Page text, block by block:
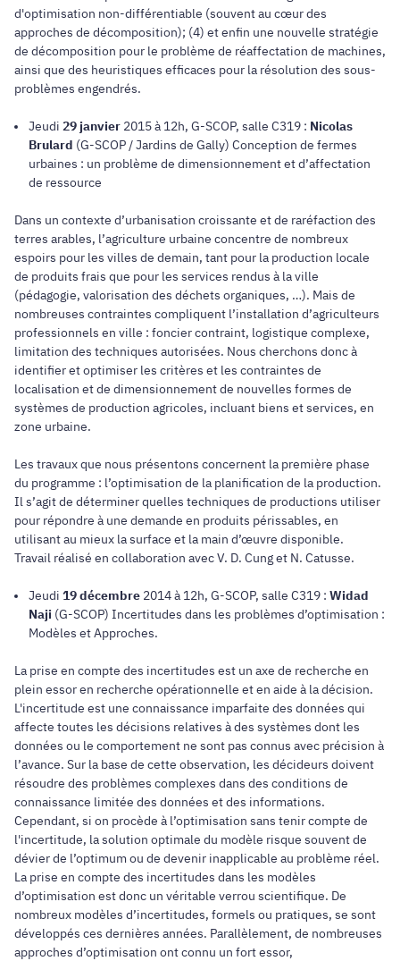
d'optimisation non-différentiable (souvent au cœur des
approches de décomposition); (4) et enfin une nouvelle stratégie
de décomposition pour le problème de réaffectation de machines,
ainsi que des heuristiques efficaces pour la résolution des sous-
problèmes engendrés.
Jeudi 29 janvier 2015 à 12h, G-SCOP, salle C319 : Nicolas
Brulard (G-SCOP / Jardins de Gally) Conception de fermes
urbaines : un problème de dimensionnement et d’affectation
de ressource
Dans un contexte d’urbanisation croissante et de raréfaction des
terres arables, l’agriculture urbaine concentre de nombreux
espoirs pour les villes de demain, tant pour la production locale
de produits frais que pour les services rendus à la ville
(pédagogie, valorisation des déchets organiques, …). Mais de
nombreuses contraintes compliquent l’installation d’agriculteurs
professionnels en ville : foncier contraint, logistique complexe,
limitation des techniques autorisées. Nous cherchons donc à
identifier et optimiser les critères et les contraintes de
localisation et de dimensionnement de nouvelles formes de
systèmes de production agricoles, incluant biens et services, en
zone urbaine.
Les travaux que nous présentons concernent la première phase
du programme : l’optimisation de la planification de la production.
Il s’agit de déterminer quelles techniques de productions utiliser
pour répondre à une demande en produits périssables, en
utilisant au mieux la surface et la main d’œuvre disponible.
Travail réalisé en collaboration avec V. D. Cung et N. Catusse.
Jeudi 19 décembre 2014 à 12h, G-SCOP, salle C319 : Widad
Naji (G-SCOP) Incertitudes dans les problèmes d’optimisation :
Modèles et Approches.
La prise en compte des incertitudes est un axe de recherche en
plein essor en recherche opérationnelle et en aide à la décision.
L'incertitude est une connaissance imparfaite des données qui
affecte toutes les décisions relatives à des systèmes dont les
données ou le comportement ne sont pas connus avec précision à
l’avance. Sur la base de cette observation, les décideurs doivent
résoudre des problèmes complexes dans des conditions de
connaissance limitée des données et des informations.
Cependant, si on procède à l’optimisation sans tenir compte de
l'incertitude, la solution optimale du modèle risque souvent de
dévier de l’optimum ou de devenir inapplicable au problème réel.
La prise en compte des incertitudes dans les modèles
d’optimisation est donc un véritable verrou scientifique. De
nombreux modèles d’incertitudes, formels ou pratiques, se sont
développés ces dernières années. Parallèlement, de nombreuses
approches d’optimisation ont connu un fort essor,